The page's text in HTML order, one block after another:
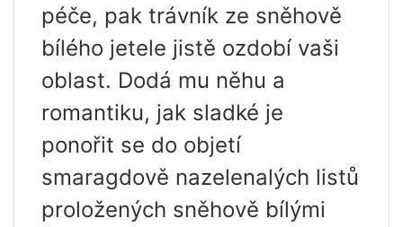
péče, pak trávník ze sněhově
bílého jetele jistě ozdobí vaši
oblast. Dodá mu něhu a
romantiku, jak sladké je
ponořit se do objetí
smaragdově nazelenalých listů
proložených sněhově bílými